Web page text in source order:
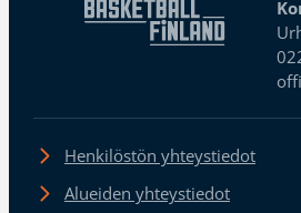
Henkilöstön yhteystiedot
Alueiden yhteystiedot